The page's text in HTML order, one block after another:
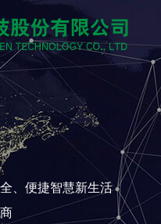
、便捷智慧新生活